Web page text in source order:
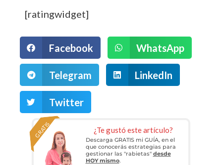
[ratingwidget]
Facebook WhatsApp
Telegram LinkedIn
Twitter
¿Te gustó este artículo?
GRATIS
Descarga GRATIS mi GUÍA, en el
que conocerás estrategias para
gestionar las "rabietas" desde
HOY mismo.